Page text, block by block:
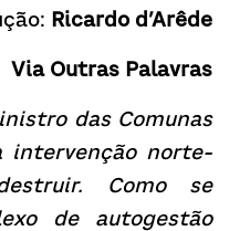
Ricardo d’Arêde
Via Outras Palavras
das Comunas
intervenção norte-
Como se
de autogestão